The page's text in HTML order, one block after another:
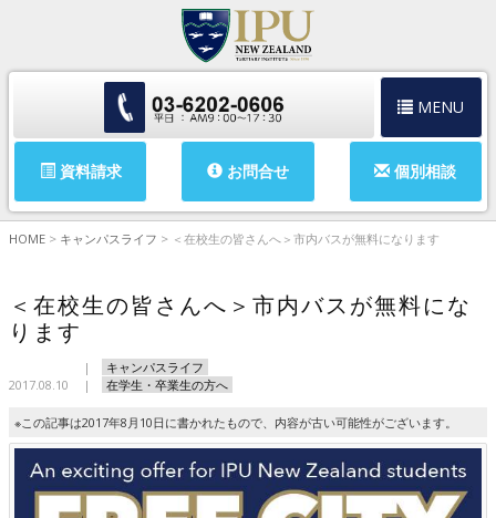
MENU
資料請求 お問合せ 個別相談
HOME > キャンパスライフ > ＜在校生の皆さんへ＞市内バスが無料になります
＜在校生の皆さんへ＞市内バスが無料にな
ります
2017.08.10
キャンパスライフ
在学生・卒業生の方へ
※この記事は2017年8月10日に書かれたもので、内容が古い可能性がございます。